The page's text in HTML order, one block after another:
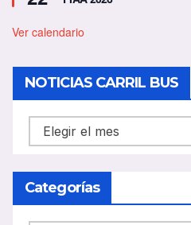
s
a
d
o
Ver calendario
NOTICIAS CARRIL BUS
NOTICIAS
CARRIL
BUS
Categorías